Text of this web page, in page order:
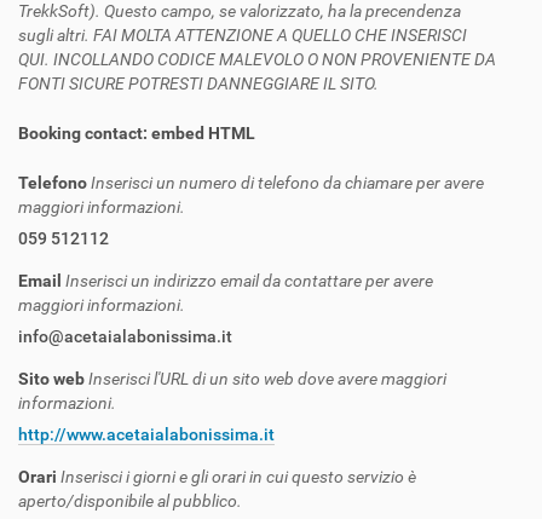
TrekkSoft). Questo campo, se valorizzato, ha la precendenza
sugli altri. FAI MOLTA ATTENZIONE A QUELLO CHE INSERISCI
QUI. INCOLLANDO CODICE MALEVOLO O NON PROVENIENTE DA
FONTI SICURE POTRESTI DANNEGGIARE IL SITO.
Booking contact: embed HTML
TelefonoInserisci un numero di telefono da chiamare per avere
maggiori informazioni.
059 512112
Email Inserisci un indirizzo email da contattare per avere
maggiori informazioni.
info@acetaialabonissima.it
Sito webInserisci l'URL di un sito web dove avere maggiori
informazioni.
http://www.acetaialabonissima.it
Orari Inserisci i giorni e gli orari in cui questo servizio è
aperto/disponibile al pubblico.